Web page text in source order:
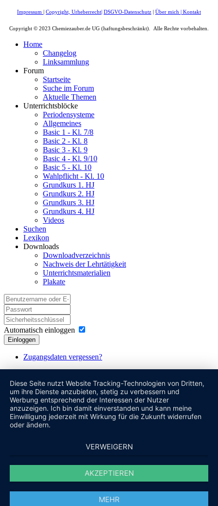
Impressum Copyright, Urheberrecht DSGVO-Datenschutz Über mich Kontakt
Copyright © 2023 Chemiezauber.de UG (haftungsbeschränkt). Alle Rechte vorbehalten.
Home
Changelog
Linksammlung
Forum
Startseite
Suche im Forum
Aktuelle Themen
Unterrichtsblöcke
Periodensysteme
Allgemeines
Basic 1 - Kl. 7/8
Basic 2 - Kl. 8
Basic 3 - Kl. 9
Basic 4 - Kl. 9/10
Basic 5 - Kl. 10
Wahlpflicht - Kl. 10
Grundkurs 1. HJ
Grundkurs 2. HJ
Grundkurs 3. HJ
Grundkurs 4. HJ
Videos
Suchen
Lexikon
Downloads
Downloadverzeichnis
Nachweis der Lehrtätigkeit
Unterrichtsmaterialien
Plakate
Automatisch einloggen
Einloggen
Zugangsdaten vergessen?
Diese Seite nutzt Website Tracking-Technologien von Dritten,
um ihre Dienste anzubieten, stetig zu verbessern und
Werbung entsprechend der Interessen der Nutzer
anzuzeigen. Ich bin damit einverstanden und kann meine
Einwilligung jederzeit mit Wirkung für die Zukunft widerrufen
oder ändern.
VERWEIGERN
AKZEPTIEREN
MEHR